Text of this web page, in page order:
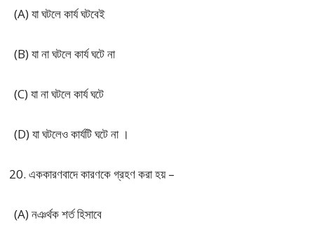
(A) যা ঘটলে কার্য ঘটবেই
(B) যা না ঘটলে কার্য ঘটে না
(C) যা না ঘটলে কার্য ঘটে
(D) যা ঘটলেও কার্যটি ঘটে না ।
এককারণবাদে কারণকে গ্রহণ করা হয় –
(A) নঞর্থক শর্ত হিসাবে